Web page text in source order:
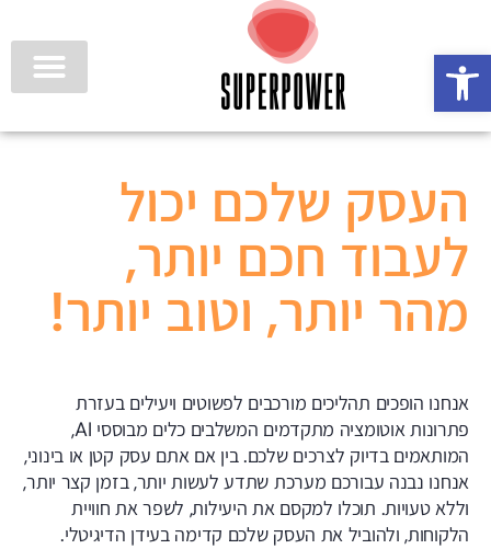
פתח סרגל נגישות
העסק שלכם יכול
לעבוד חכם יותר,
מהר יותר, וטוב יותר!
אנחנו הופכים תהליכים מורכבים לפשוטים ויעילים בעזרת
פתרונות אוטומציה מתקדמים המשלבים כלים מבוססי AI,
המותאמים בדיוק לצרכים שלכם. בין אם אתם עסק קטן או בינוני,
אנחנו נבנה עבורכם מערכת שתדע לעשות יותר, בזמן קצר יותר,
וללא טעויות. תוכלו למקסם את היעילות, לשפר את חוויית
הלקוחות, ולהוביל את העסק שלכם קדימה בעידן הדיגיטלי.